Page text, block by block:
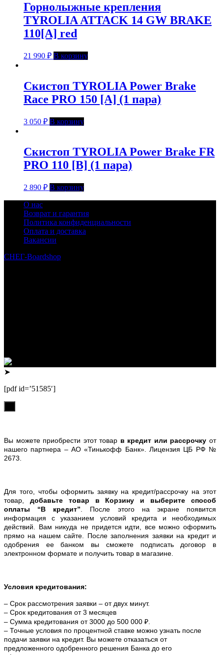
Горнолыжные крепления
TYROLIA ATTACK 14 GW BRAKE
110[A] red
21 990 ₽ В корзину
Скистоп TYROLIA Power Brake
Race PRO 150 [A] (1 пара)
3 050 ₽ В корзину
Скистоп TYROLIA Power Brake FR
PRO 110 [B] (1 пара)
2 890 ₽ В корзину
О нас
Возврат и гарантия
Политика конфиденциальности
Оплата и доставка
Вакансии
СНЕГ-Boardshop
➤
[pdf id=’51585′]
Вы можете приобрести этот товар в кредит или рассрочку от
нашего партнера – АО «Тинькофф Банк». Лицензия ЦБ РФ №
2673.
Для того, чтобы оформить заявку на кредит/рассрочку на этот
товар, добавьте товар в Корзину и выберите способ
оплаты “В кредит” . После этого на экране появится
информация с указанием условий кредита и необходимых
действий. Вам никуда не придется идти, все можно оформить
прямо на нашем сайте. После заполнения заявки на кредит и
одобрения ее банком вы сможете подписать договор в
электронном формате и получить товар в магазине.
Условия кредитования:
– Срок рассмотрения заявки – от двух минут.
– Срок кредитования от 3 месяцев
– Сумма кредитования от 3000 до 500 000 ₽.
– Точные условия по процентной ставке можно узнать после
подачи заявки на кредит. Вы можете отказаться от
предложенного одобренного решения Банка до его